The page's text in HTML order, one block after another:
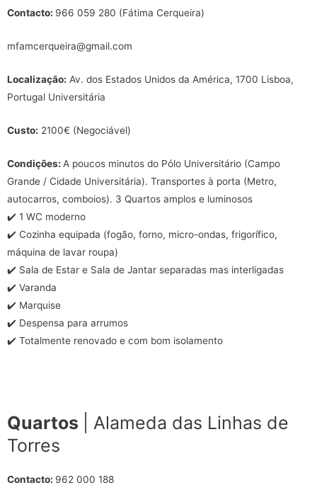
Contacto: 966 059 280 (Fátima Cerqueira)
mfamcerqueira@gmail.com
Localização: Av. dos Estados Unidos da América, 1700 Lisboa,
Portugal Universitária
Custo: 2100€ (Negociável)
Condições: A poucos minutos do Pólo Universitário (Campo
Grande / Cidade Universitária). Transportes à porta (Metro,
autocarros, comboios). 3 Quartos amplos e luminosos
✔️ 1 WC moderno
✔️ Cozinha equipada (fogão, forno, micro-ondas, frigorífico,
máquina de lavar roupa)
✔️ Sala de Estar e Sala de Jantar separadas mas interligadas
✔️ Varanda
✔️ Marquise
✔️ Despensa para arrumos
✔️ Totalmente renovado e com bom isolamento
Quartos
| Alameda das Linhas de
Torres
Contacto: 962 000 188